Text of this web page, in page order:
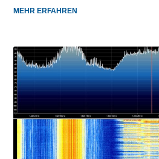
MEHR ERFAHREN